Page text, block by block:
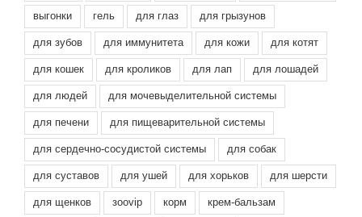
выгонки гель для глаз для грызунов
для зубов для иммунитета для кожи для котят
для кошек для кроликов для лап для лошадей
для людей для мочевыделительной системы
для печени для пищеварительной системы
для сердечно-сосудистой системы для собак
для суставов для ушей для хорьков для шерсти
для щенков зооvip корм крем-бальзам